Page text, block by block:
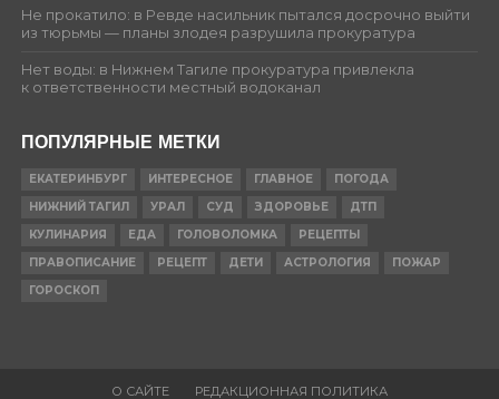
Не прокатило: в Ревде насильник пытался досрочно выйти
из тюрьмы — планы злодея разрушила прокуратура
Нет воды: в Нижнем Тагиле прокуратура привлекла
к ответственности местный водоканал
ПОПУЛЯРНЫЕ МЕТКИ
ЕКАТЕРИНБУРГ ИНТЕРЕСНОЕ ГЛАВНОЕ
ПОГОДА
НИЖНИЙ ТАГИЛ
УРАЛ СУД ЗДОРОВЬЕ
ДТП
КУЛИНАРИЯ
ЕДА ГОЛОВОЛОМКА
РЕЦЕПТЫ
ПРАВОПИСАНИЕ
РЕЦЕПТ ДЕТИ АСТРОЛОГИЯ
ПОЖАР
ГОРОСКОП
О САЙТЕ РЕДАКЦИОННАЯ ПОЛИТИКА